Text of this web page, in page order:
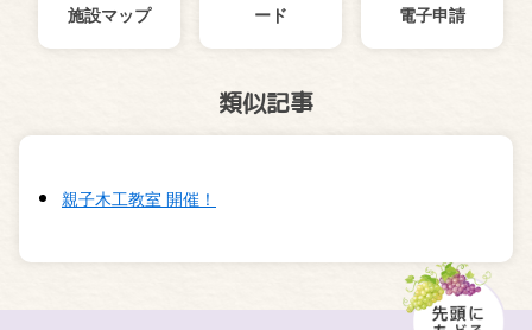
施設マップ
ード
電子申請
類似記事
親子木工教室 開催！